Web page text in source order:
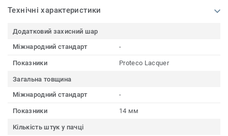
Технічні характеристики
Додатковий захисний шар
Міжнародний стандарт
-
Показники Proteco Lacquer
Загальна товщина
Міжнародний стандарт
-
Показники 14 мм
Кількість штук у пачці